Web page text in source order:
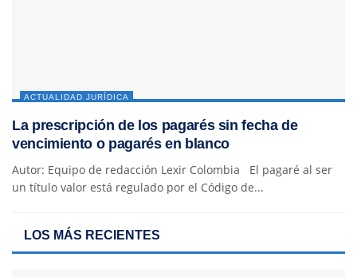
ACTUALIDAD JURÍDICA
La prescripción de los pagarés sin fecha de
vencimiento o pagarés en blanco
Autor: Equipo de redacción Lexir Colombia El pagaré al ser
un título valor está regulado por el Código de...
LOS MÁS RECIENTES